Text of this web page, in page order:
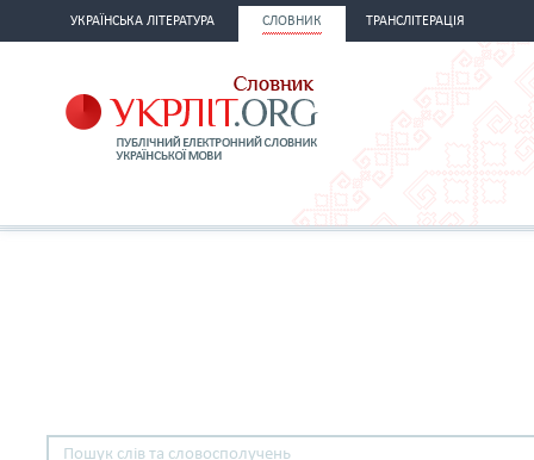
УКРАЇНСЬКА ЛІТЕРАТУРА СЛОВНИК ТРАНСЛІТЕРАЦІЯ